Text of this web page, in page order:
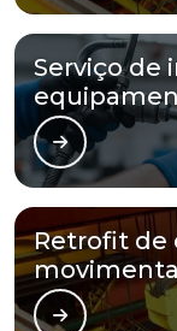
Serviço de
Retrofit de